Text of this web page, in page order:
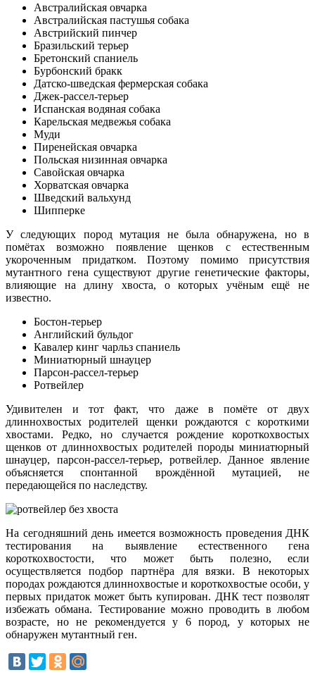
Австралийская овчарка
Австралийская пастушья собака
Австрийский пинчер
Бразильский терьер
Бретонский спаниель
Бурбонский бракк
Датско-шведская фермерская собака
Джек-рассел-терьер
Испанская водяная собака
Карельская медвежья собака
Муди
Пиренейская овчарка
Польская низинная овчарка
Савойская овчарка
Хорватская овчарка
Шведский вальхунд
Шипперке
У следующих пород мутация не была обнаружена, но в
помётах возможно появление щенков с естественным
укороченным придатком. Поэтому помимо присутствия
мутантного гена существуют другие генетические факторы,
влияющие на длину хвоста, о которых учёным ещё не
известно.
Бостон-терьер
Английский бульдог
Кавалер кинг чарльз спаниель
Миниатюрный шнауцер
Парсон-рассел-терьер
Ротвейлер
Удивителен и тот факт, что даже в помёте от двух
длиннохвостых родителей щенки рождаются с короткими
хвостами. Редко, но случается рождение короткохвостых
щенков от длиннохвостых родителей породы миниатюрный
шнауцер, парсон-рассел-терьер, ротвейлер. Данное явление
объясняется спонтанной врождённой мутацией, не
передающейся по наследству.
На сегодняшний день имеется возможность проведения ДНК
тестирования на выявление естественного гена
короткохвостости, что может быть полезно, если
осуществляется подбор партнёра для вязки. В некоторых
породах рождаются длиннохвостые и короткохвостые особи, у
первых придаток может быть купирован. ДНК тест позволят
избежать обмана. Тестирование можно проводить в любом
возрасте, но не рекомендуется у 6 пород, у которых не
обнаружен мутантный ген.